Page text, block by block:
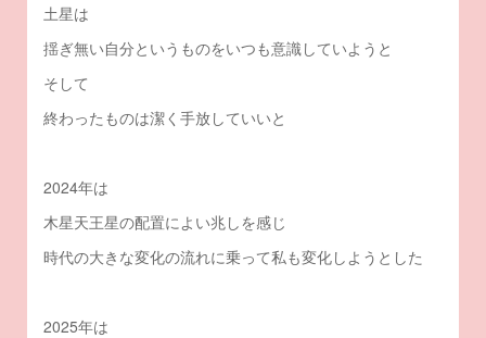
土星は
揺ぎ無い自分というものをいつも意識していようと
そして
終わったものは潔く手放していいと
2024年は
木星天王星の配置によい兆しを感じ
時代の大きな変化の流れに乗って私も変化しようとした
2025年は